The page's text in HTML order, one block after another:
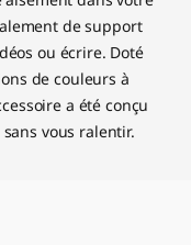
de support
ou écrire. Doté
de couleurs à
a été conçu
vous ralentir.